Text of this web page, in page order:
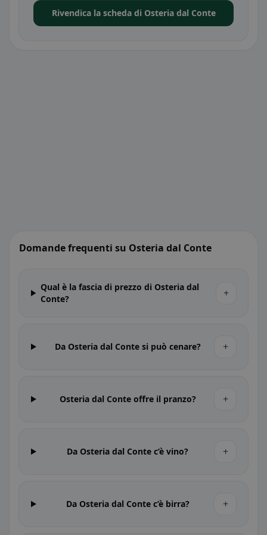
Rivendica la scheda di Osteria dal Conte
Domande frequenti su Osteria dal Conte
Qual è la fascia di prezzo di Osteria dal
Conte?
+
Da Osteria dal Conte si può cenare? +
Osteria dal Conte offre il pranzo? +
Da Osteria dal Conte c’è vino? +
Da Osteria dal Conte c’è birra? +